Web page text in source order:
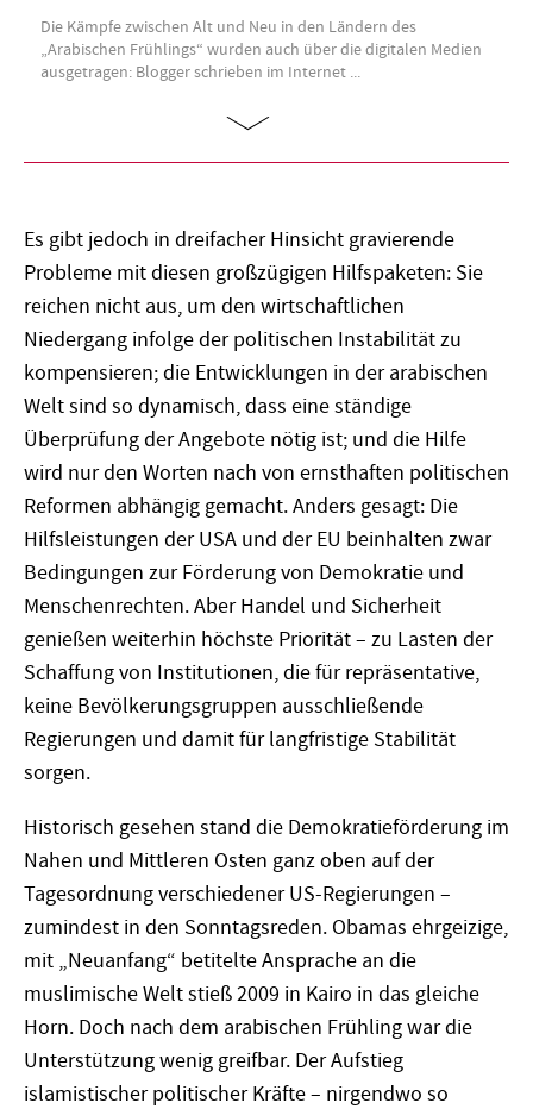
Die Kämpfe zwischen Alt und Neu in den Ländern des
„Arabischen Frühlings“ wurden auch über die digitalen Medien
ausgetragen: Blogger schrieben im Internet ...
Es gibt jedoch in dreifacher Hinsicht gravierende
Probleme mit diesen großzügigen Hilfspaketen: Sie
reichen nicht aus, um den wirtschaftlichen
Niedergang infolge der politischen Instabilität zu
kompensieren; die Entwicklungen in der arabischen
Welt sind so dynamisch, dass eine ständige
Überprüfung der Angebote nötig ist; und die Hilfe
wird nur den Worten nach von ernsthaften politischen
Reformen abhängig gemacht. Anders gesagt: Die
Hilfsleistungen der USA und der EU beinhalten zwar
Bedingungen zur Förderung von Demokratie und
Menschenrechten. Aber Handel und Sicherheit
genießen weiterhin höchste Priorität – zu Lasten der
Schaffung von Institutionen, die für repräsentative,
keine Bevölkerungsgruppen ausschließende
Regierungen und damit für langfristige Stabilität
sorgen.
Historisch gesehen stand die Demokratieförderung im
Nahen und Mittleren Osten ganz oben auf der
Tagesordnung verschiedener US-Regierungen –
zumindest in den Sonntagsreden. Obamas ehrgeizige,
mit „Neuanfang“ betitelte Ansprache an die
muslimische Welt stieß 2009 in Kairo in das gleiche
Horn. Doch nach dem arabischen Frühling war die
Unterstützung wenig greifbar. Der Aufstieg
islamistischer politischer Kräfte – nirgendwo so